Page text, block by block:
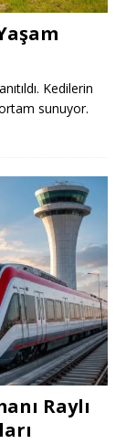
Kedilerin
sunuyor.
Raylı